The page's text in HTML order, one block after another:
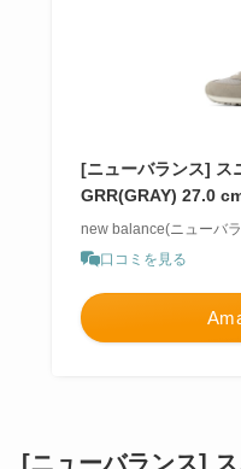
[ニューバランス] ス
GRR(GRAY) 27.0
new balance(ニューバ
口コミを見る
[ニューバランス]